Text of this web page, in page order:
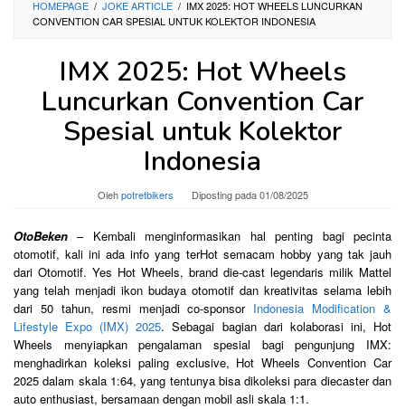
HOMEPAGE / JOKE ARTICLE / IMX 2025: HOT WHEELS LUNCURKAN
CONVENTION CAR SPESIAL UNTUK KOLEKTOR INDONESIA
IMX 2025: Hot Wheels
Luncurkan Convention Car
Spesial untuk Kolektor
Indonesia
Olehpotretbikers Diposting pada01/08/2025
OtoBeken – Kembali menginformasikan hal penting bagi pecinta
otomotif, kali ini ada info yang terHot semacam hobby yang tak jauh
dari Otomotif. Yes Hot Wheels, brand die-cast legendaris milik Mattel
yang telah menjadi ikon budaya otomotif dan kreativitas selama lebih
dari 50 tahun, resmi menjadi co-sponsor Indonesia Modification &
Lifestyle Expo (IMX) 2025. Sebagai bagian dari kolaborasi ini, Hot
Wheels menyiapkan pengalaman spesial bagi pengunjung IMX:
menghadirkan koleksi paling exclusive, Hot Wheels Convention Car
2025 dalam skala 1:64, yang tentunya bisa dikoleksi para diecaster dan
auto enthusiast, bersamaan dengan mobil asli skala 1:1.